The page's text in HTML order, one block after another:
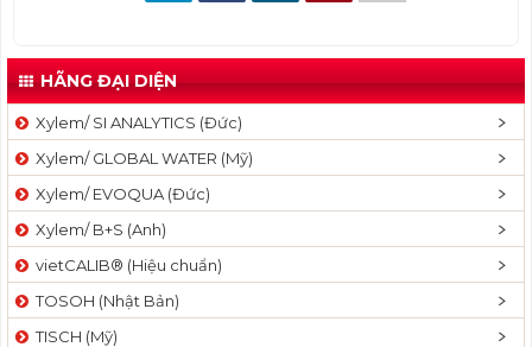
HÃNG ĐẠI DIỆN
Xylem/ SI ANALYTICS (Đức)
Xylem/ GLOBAL WATER (Mỹ)
Xylem/ EVOQUA (Đức)
Xylem/ B+S (Anh)
vietCALIB® (Hiệu chuẩn)
TOSOH (Nhật Bản)
TISCH (Mỹ)